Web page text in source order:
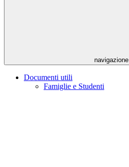
navigazione
Documenti utili
Famiglie e Studenti